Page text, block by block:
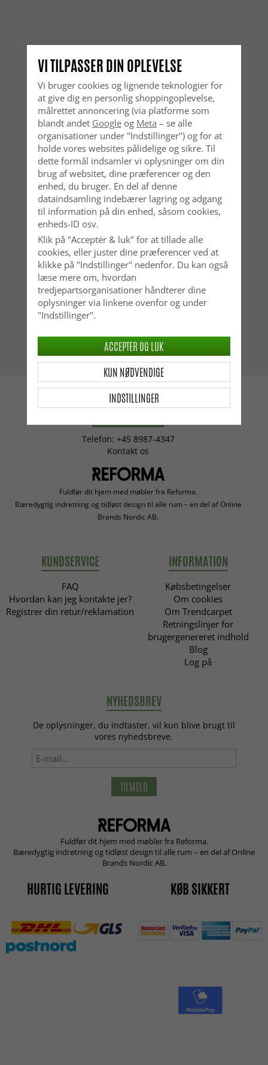
Telefon: +45 8987-4347
Kontakt os
Fuldfør dit hjem med møbler fra Reforma.
Bæredygtig indretning og tidløst design til alle rum – en del af Online
Brands Nordic AB.
KUNDSERVICE
FAQ
Hvordan kan jeg kontakte jer?
Registrer din retur/reklamation
INFORMATION
Købsbetingelser
Om cookies
Om Trendcarpet
Retningslinjer for
brugergenereret indhold
Blog
Log på
NYHEDSBREV
De oplysninger, du indtaster, vil kun blive brugt til
vores nyhedsbreve.
TILMELD
Fuldfør dit hjem med møbler fra Reforma.
Bæredygtig indretning og tidløst design til alle rum – en del af Online
Brands Nordic AB.
HURTIG LEVERING KØB SIKKERT
VI TILPASSER DIN OPLEVELSE
Vi bruger cookies og lignende teknologier for
at give dig en personlig shoppingoplevelse,
målrettet annoncering (via platforme som
blandt andet Googleog Meta – se alle
organisationer under "Indstillinger") og for at
holde vores websites pålidelige og sikre. Til
dette formål indsamler vi oplysninger om din
brug af websitet, dine præferencer og den
enhed, du bruger. En del af denne
dataindsamling indebærer lagring og adgang
til information på din enhed, såsom cookies,
enheds-ID osv.
Klik på "Acceptér & luk" for at tillade alle
cookies, eller juster dine præferencer ved at
klikke på "Indstillinger" nedenfor. Du kan også
læse mere om, hvordan
tredjepartsorganisationer håndterer dine
oplysninger via linkene ovenfor og under
"Indstillinger".
INDSTILLINGER
KUN NØDVENDIGE
ACCEPTER OG LUK